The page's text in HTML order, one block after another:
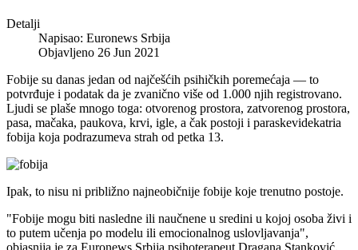
Detalji
Napisao: Euronews Srbija
Objavljeno 26 Jun 2021
Fobije su danas jedan od najčešćih psihičkih poremećaja — to
potvrđuje i podatak da je zvanično više od 1.000 njih registrovano.
Ljudi se plaše mnogo toga: otvorenog prostora, zatvorenog prostora,
pasa, mačaka, paukova, krvi, igle, a čak postoji i paraskevidekatria
fobija koja podrazumeva strah od petka 13.
Ipak, to nisu ni približno najneobičnije fobije koje trenutno postoje.
"Fobije mogu biti nasledne ili naučnene u sredini u kojoj osoba živi i
to putem učenja po modelu ili emocionalnog uslovljavanja",
objasnija je za Euronews Srbija psihoterapeut Dragana Stanković.